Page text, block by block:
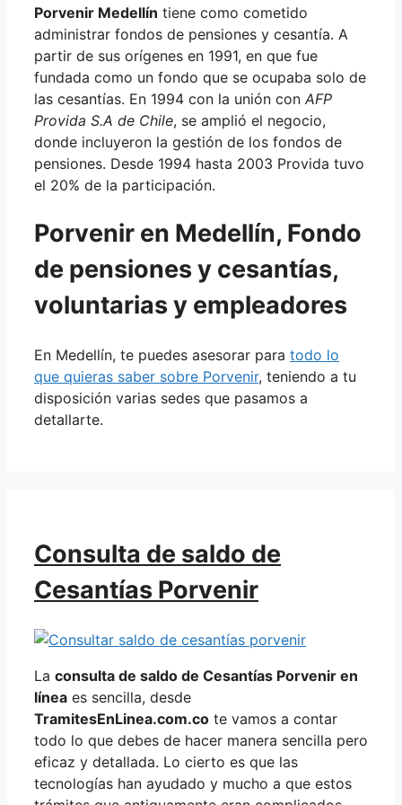
Porvenir Medellín tiene como cometido
administrar fondos de pensiones y cesantía. A
partir de sus orígenes en 1991, en que fue
fundada como un fondo que se ocupaba solo de
las cesantías. En 1994 con la unión con AFP
Provida S.A de Chile, se amplió el negocio,
donde incluyeron la gestión de los fondos de
pensiones. Desde 1994 hasta 2003 Provida tuvo
el 20% de la participación.
Porvenir en Medellín, Fondo
de pensiones y cesantías,
voluntarias y empleadores
En Medellín, te puedes asesorar para todo lo
que quieras saber sobre Porvenir, teniendo a tu
disposición varias sedes que pasamos a
detallarte.
Consulta de saldo de
Cesantías Porvenir
La consulta de saldo de Cesantías Porvenir en
línea es sencilla, desde
TramitesEnLinea.com.co te vamos a contar
todo lo que debes de hacer manera sencilla pero
eficaz y detallada. Lo cierto es que las
tecnologías han ayudado y mucho a que estos